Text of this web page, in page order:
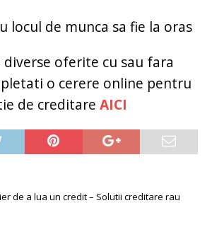
locul de munca sa fie la oras
oferite cu sau fara
o cerere online pentru
de creditare AICI
de a lua un credit – Solutii creditare rau